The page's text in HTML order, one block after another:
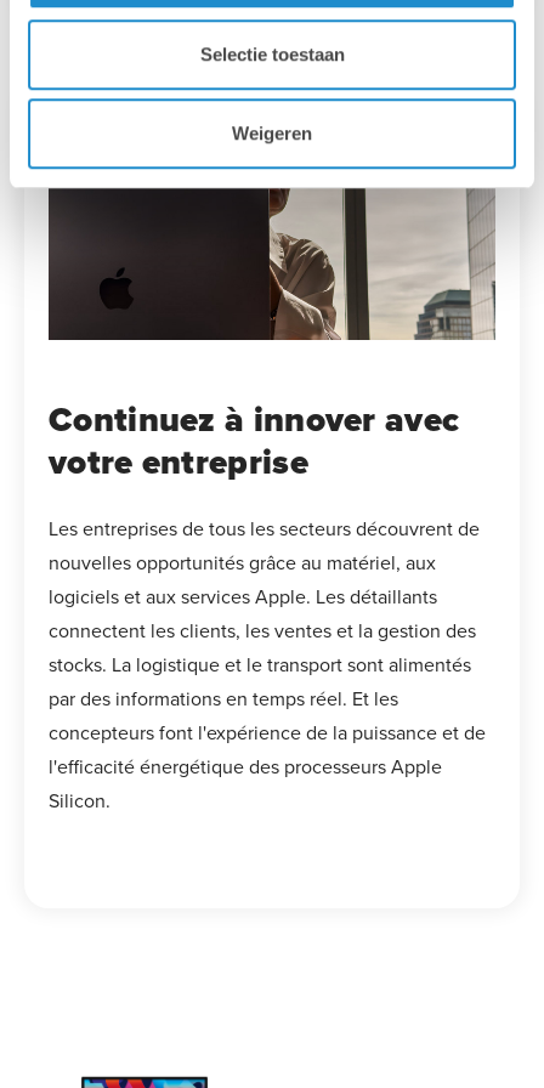
Selectie toestaan
Weigeren
Continuez à innover avec
votre entreprise
Les entreprises de tous les secteurs découvrent de
nouvelles opportunités grâce au matériel, aux
logiciels et aux services Apple. Les détaillants
connectent les clients, les ventes et la gestion des
stocks. La logistique et le transport sont alimentés
par des informations en temps réel. Et les
concepteurs font l'expérience de la puissance et de
l'efficacité énergétique des processeurs Apple
Silicon.